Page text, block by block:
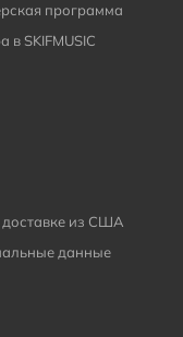
программа
в SKIFMUSIC
доставке из США
данные